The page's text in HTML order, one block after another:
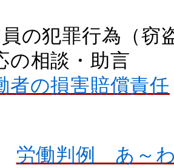
の犯罪行為（窃
の相談・助言
者の損害賠償責任
労働判例 あ～